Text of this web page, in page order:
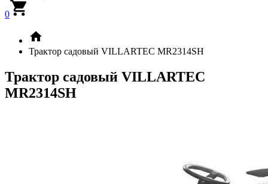
0
Трактор садовый VILLARTEC MR2314SH
Трактор садовый VILLARTEC
MR2314SH